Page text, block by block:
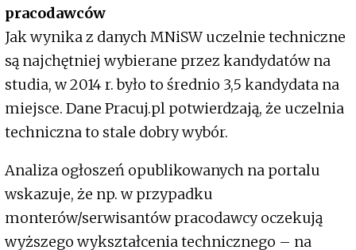
pracodawców
Jak wynika z danych MNiSW uczelnie techniczne
są najchętniej wybierane przez kandydatów na
studia, w 2014 r. było to średnio 3,5 kandydata na
miejsce. Dane Pracuj.pl potwierdzają, że uczelnia
techniczna to stale dobry wybór.
Analiza ogłoszeń opublikowanych na portalu
wskazuje, że np. w przypadku
monterów/serwisantów pracodawcy oczekują
wyższego wykształcenia technicznego – na